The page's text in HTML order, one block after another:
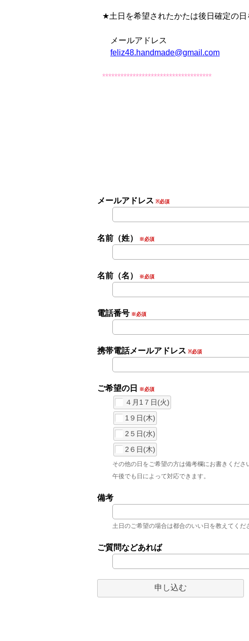
★土日を希望されたかたは後日確定の日
メールアドレス
feliz48.handmade@gmail.com
************************************
メールアドレス ※必須
名前（姓） ※必須
名前（名） ※必須
電話番号 ※必須
携帯電話メールアドレス ※必須
ご希望の日 ※必須
４月1７日(火)
1９日(木)
2５日(水)
2６日(木)
その他の日をご希望の方は備考欄にお書きくださ
午後でも日によって対応できます。
備考
土日のご希望の場合は都合のいい日を教えてく
ご質問などあれば